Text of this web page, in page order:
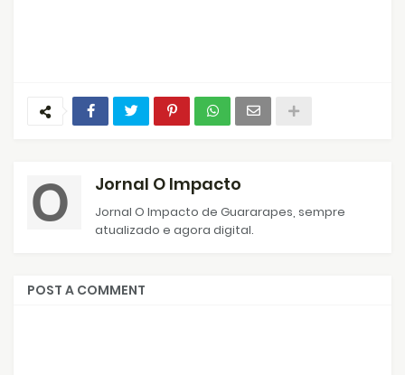
Jornal O Impacto
Jornal O Impacto de Guararapes, sempre
atualizado e agora digital.
POST A COMMENT